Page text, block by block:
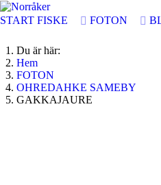
START FISKE FOTON
Du är här:
Hem
FOTON
OHREDAHKE SAMEBY
GAKKAJAURE